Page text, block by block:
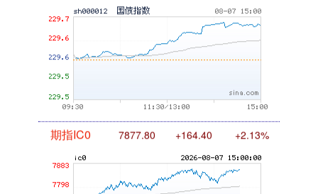
国债指数 229.69 +0.04%
期指IC0 +164.40 +2.13%